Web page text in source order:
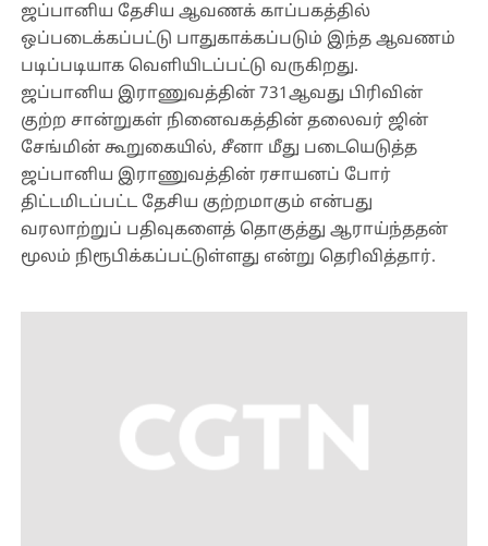
ஜப்பானிய தேசிய ஆவணக் காப்பகத்தில்
ஒப்படைக்கப்பட்டு பாதுகாக்கப்படும் இந்த ஆவணம்
படிப்படியாக வெளியிடப்பட்டு வருகிறது.
ஜப்பானிய இராணுவத்தின் 731ஆவது பிரிவின்
குற்ற சான்றுகள் நினைவகத்தின் தலைவர் ஜின்
சேங்மின் கூறுகையில், சீனா மீது படையெடுத்த
ஜப்பானிய இராணுவத்தின் ரசாயனப் போர்
திட்டமிடப்பட்ட தேசிய குற்றமாகும் என்பது
வரலாற்றுப் பதிவுகளைத் தொகுத்து ஆராய்ந்ததன்
மூலம் நிரூபிக்கப்பட்டுள்ளது என்று தெரிவித்தார்.